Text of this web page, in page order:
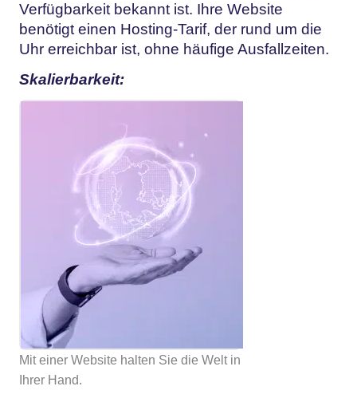
Verfügbarkeit bekannt ist. Ihre Website
benötigt einen Hosting-Tarif, der rund um die
Uhr erreichbar ist, ohne häufige Ausfallzeiten.
Skalierbarkeit:
Mit einer Website halten Sie die Welt in
Ihrer Hand.